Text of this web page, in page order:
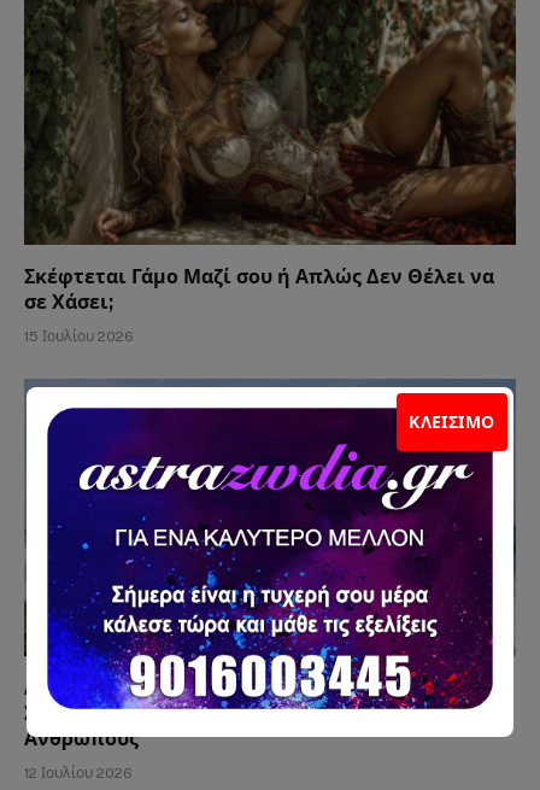
ΚΛΕΊΣΙΜΟ
Σκέφτεται Γάμο Μαζί σου ή Απλώς Δεν Θέλει να
σε Χάσει;
15 Ιουλίου 2026
Δεν σου Στέλνει, αλλά σε Σκέφτεται Κάθε Μέρα; Η
Συμπεριφορά που Μπερδεύει Χιλιάδες
Ανθρώπους
12 Ιουλίου 2026